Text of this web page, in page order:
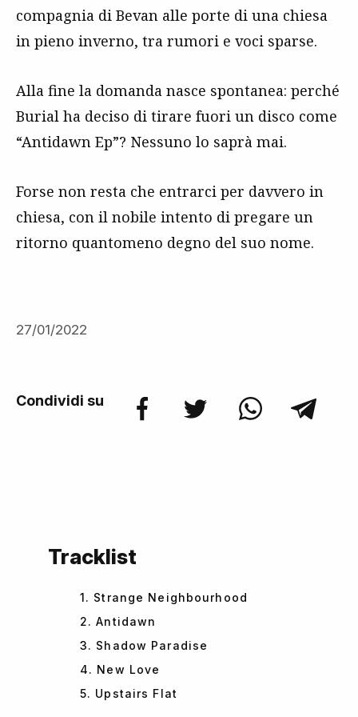
compagnia di Bevan alle porte di una chiesa
in pieno inverno, tra rumori e voci sparse.
Alla fine la domanda nasce spontanea: perché
Burial ha deciso di tirare fuori un disco come
“Antidawn Ep”? Nessuno lo saprà mai.
Forse non resta che entrarci per davvero in
chiesa, con il nobile intento di pregare un
ritorno quantomeno degno del suo nome.
27/01/2022
Condividi su
Tracklist
1. Strange Neighbourhood
2. Antidawn
3. Shadow Paradise
4. New Love
5. Upstairs Flat